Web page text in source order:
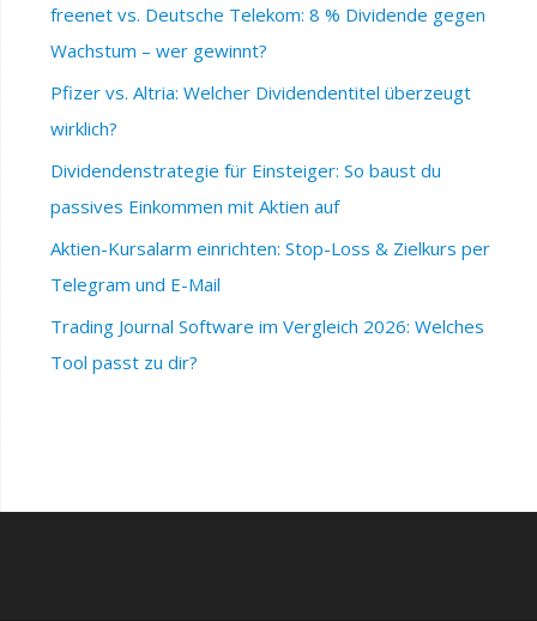
freenet vs. Deutsche Telekom: 8 % Dividende gegen
Wachstum – wer gewinnt?
Pfizer vs. Altria: Welcher Dividendentitel überzeugt
wirklich?
Dividendenstrategie für Einsteiger: So baust du
passives Einkommen mit Aktien auf
Aktien-Kursalarm einrichten: Stop-Loss & Zielkurs per
Telegram und E-Mail
Trading Journal Software im Vergleich 2026: Welches
Tool passt zu dir?